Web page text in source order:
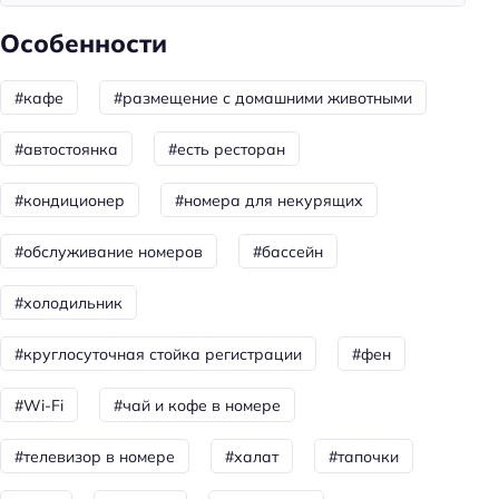
Кафе
Количество ресторанов: 1
Завтрак
Ресторан
Бассейн
Кол-во бассейнов: 3
Красота и здоровье
Баня
Spa
Особенности
#кафе #размещение с домашними животными
#автостоянка #есть ресторан
#кондиционер #номера для некурящих
#обслуживание номеров #бассейн
#холодильник
#круглосуточная стойка регистрации #фен
#Wi-Fi #чай и кофе в номере
#телевизор в номере #халат #тапочки